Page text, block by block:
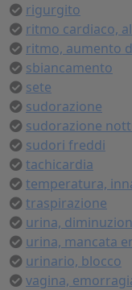
rigurgito
ritmo cardiaco,
ritmo, aumento
sbiancamento
sete
sudorazione
sudorazione
sudori freddi
tachicardia
temperatura,
traspirazione
urina,
urina, mancata
urinario, blocco
vagina,